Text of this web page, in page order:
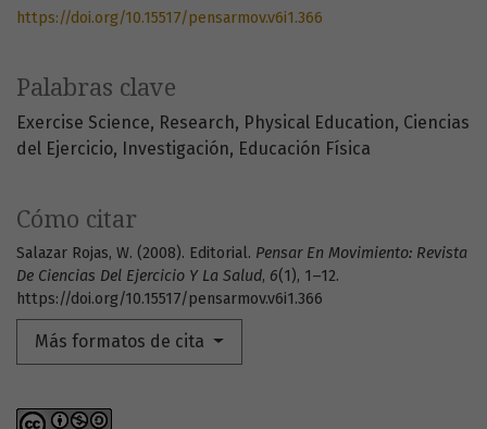
Palabras clave
Exercise Science Research Physical Education Ciencias
del Ejercicio
Investigación Educación Física
Cómo citar
Salazar Rojas, W. (2008). Editorial. Pensar En Movimiento: Revista
De Ciencias Del Ejercicio Y La Salud, 6(1), 1–12.
https://doi.org/10.15517/pensarmov.v6i1.366
Más formatos de cita
https://doi.org/10.15517/pensarmov.v6i1.366